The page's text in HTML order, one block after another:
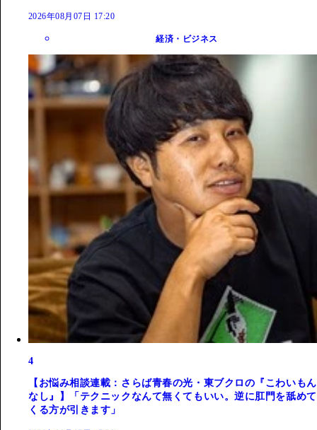
2026年08月07日 17:20
経済・ビジネス
4
【お悩み相談連載：さらば青春の光・東ブクロの『こわいもん
なし』】「テクニックなんて無くてもいい。逆に肛門を舐めて
くる方が引きます」